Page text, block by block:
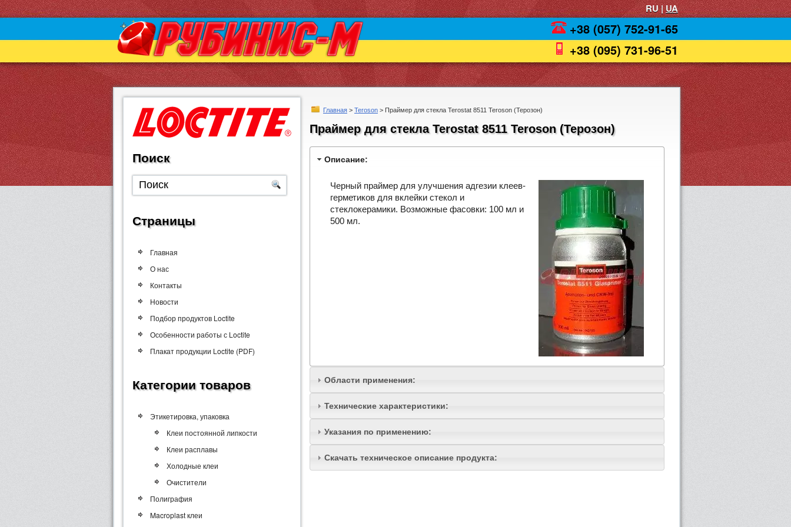
RU |UA
+38 (057) 752-91-65
+38 (095) 731-96-51
Главная > Teroson > Праймер для стекла Terostat 8511 Teroson (Терозон)
Праймер для стекла Terostat 8511 Teroson (Терозон)
Описание:
Черный праймер для улучшения адгезии клеев-
герметиков для вклейки стекол и
стеклокерамики. Возможные фасовки: 100 мл и
500 мл.
Области применения:
Технические характеристики:
Указания по применению:
Скачать техническое описание продукта:
Поиск
Страницы
Главная
О нас
Контакты
Новости
Подбор продуктов Loctite
Особенности работы с Loctite
Плакат продукции Loctite (PDF)
Категории товаров
Этикетировка, упаковка
Клеи постоянной липкости
Клеи расплавы
Холодные клеи
Очистители
Полиграфия
Macroplast клеи